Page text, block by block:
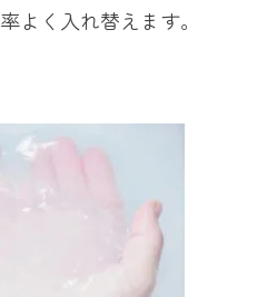
よく入れ替えます。